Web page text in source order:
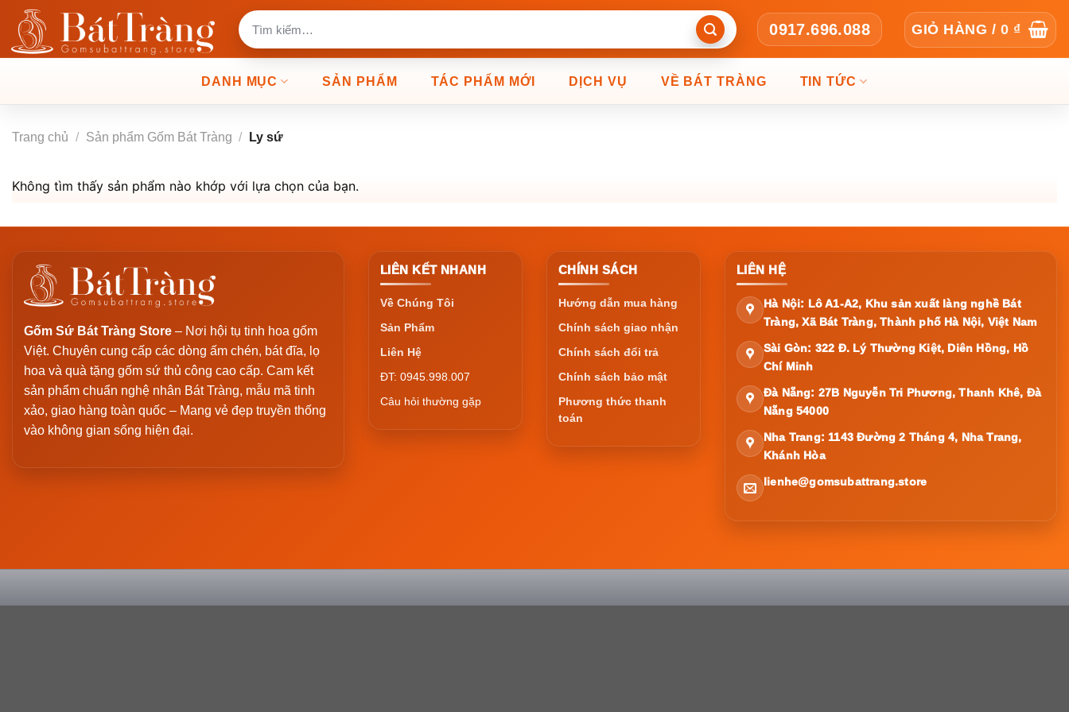
qua
nội
Tìm
kiếm:
0917.696.088 GIỎ HÀNG /0 ₫
DANH MỤC SẢN PHẨM TÁC PHẨM MỚI DỊCH VỤ VỀ BÁT TRÀNG TIN TỨC
Trang chủ / Sản phẩm Gốm Bát Tràng / Ly sứ
Không tìm thấy sản phẩm nào khớp với lựa chọn của bạn.
Gốm Sứ Bát Tràng Store – Nơi hội tụ tinh hoa gốm
Việt. Chuyên cung cấp các dòng ấm chén, bát đĩa, lọ
hoa và quà tặng gốm sứ thủ công cao cấp. Cam kết
sản phẩm chuẩn nghệ nhân Bát Tràng, mẫu mã tinh
xảo, giao hàng toàn quốc – Mang vẻ đẹp truyền thống
vào không gian sống hiện đại.
LIÊN KẾT NHANH
Về Chúng Tôi
Sản Phẩm
Liên Hệ
ĐT: 0945.998.007
Câu hỏi thường gặp
CHÍNH SÁCH
Hướng dẫn mua hàng
Chính sách giao nhận
Chính sách đổi trả
Chính sách bảo mật
Phương thức thanh
toán
LIÊN HỆ
Hà Nội: Lô A1-A2, Khu sản xuất làng nghề Bát
Tràng, Xã Bát Tràng, Thành phố Hà Nội, Việt Nam
Sài Gòn: 322 Đ. Lý Thường Kiệt, Diên Hồng, Hồ
Chí Minh
Đà Nẵng: 27B Nguyễn Tri Phương, Thanh Khê, Đà
Nẵng 54000
Nha Trang: 1143 Đường 2 Tháng 4, Nha Trang,
Khánh Hòa
lienhe@gomsubattrang.store